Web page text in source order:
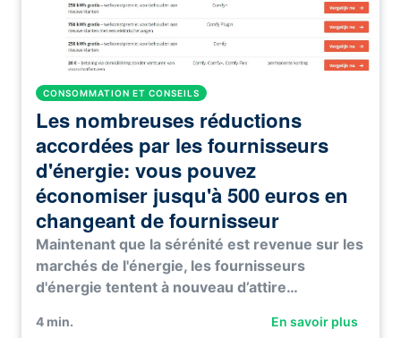
CONSOMMATION ET CONSEILS
Les nombreuses réductions
accordées par les fournisseurs
d'énergie: vous pouvez
économiser jusqu'à 500 euros en
changeant de fournisseur
Maintenant que la sérénité est revenue sur les
marchés de l'énergie, les fournisseurs
d'énergie tentent à nouveau d’attire…
4 min. En savoir plus